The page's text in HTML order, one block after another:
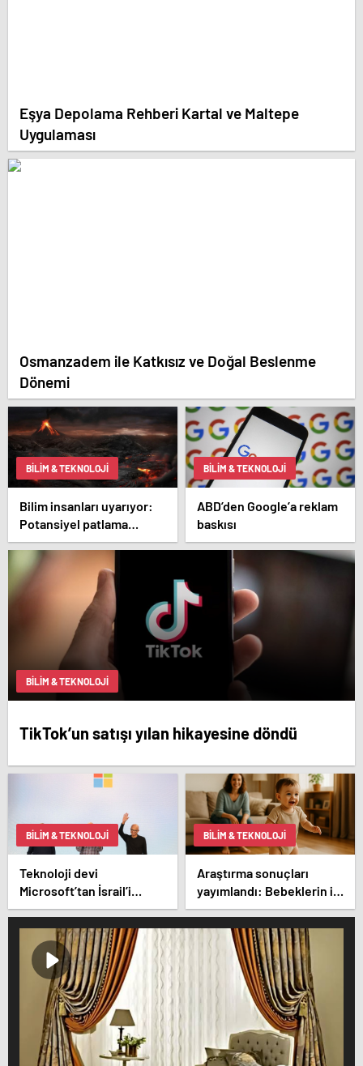
Eşya Depolama Rehberi Kartal ve Maltepe
Uygulaması
Osmanzadem ile Katkısız ve Doğal Beslenme
Dönemi
BILIM & TEKNOLOJI
Bilim insanları uyarıyor:
Potansiyel patlama
2025’te bekleniyor!
BILIM & TEKNOLOJI
ABD’den Google’a reklam
baskısı
BILIM & TEKNOLOJI
TikTok’un satışı yılan hikayesine döndü
BILIM & TEKNOLOJI
Teknoloji devi
Microsoft’tan İsrail’i
sevindirecek haber
BILIM & TEKNOLOJI
Araştırma sonuçları
yayımlandı: Bebeklerin ilk
adımında genetik ve
çevre etkisi